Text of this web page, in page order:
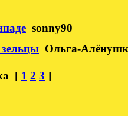
sonny90
Ольга-
[ 1 2 3 ]